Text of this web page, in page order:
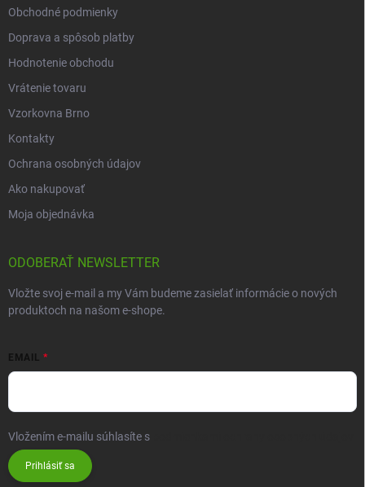
Obchodné podmienky
Doprava a spôsob platby
Hodnotenie obchodu
Vrátenie tovaru
Vzorkovna Brno
Kontakty
Ochrana osobných údajov
Ako nakupovať
Moja objednávka
ODOBERAŤ NEWSLETTER
Vložte svoj e-mail a my Vám budeme zasielať informácie o nových
produktoch na našom e-shope.
EMAIL
Vložením e-mailu súhlasíte s
Prihlásiť sa